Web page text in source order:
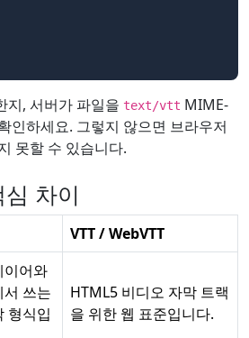
지, 서버가 파일을 text/vtt MIME-
인하세요. 그렇지 않으면 브라우저
못할 수 있습니다.
심 차이
VTT / WebVTT
이어와
쓰는
형식입
HTML5 비디오 자막 트랙
을 위한 웹 표준입니다.